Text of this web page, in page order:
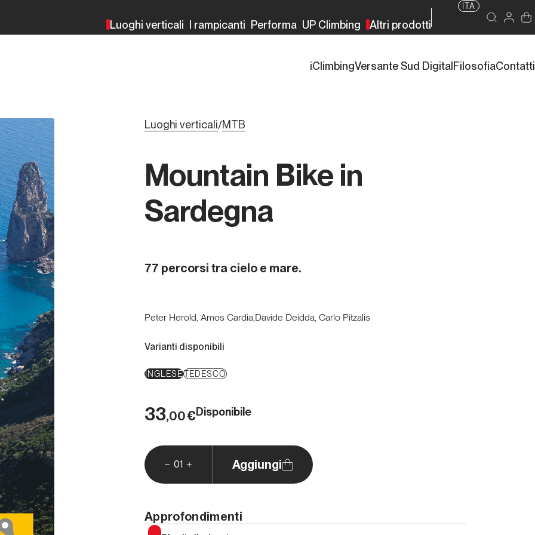
Luoghi verticali I rampicanti Performa UP Climbing Altri prodotti
ITA
iClimbingVersante Sud Digital FilosofiaContatti
Luoghi verticali/MTB
Mountain Bike in
Sardegna
77 percorsi tra cielo e mare.
Peter Herold, Amos Cardia,Davide Deidda, Carlo Pitzalis
Varianti disponibili
INGLESETEDESCO
33,00€Disponibile
01 Aggiungi
Approfondimenti